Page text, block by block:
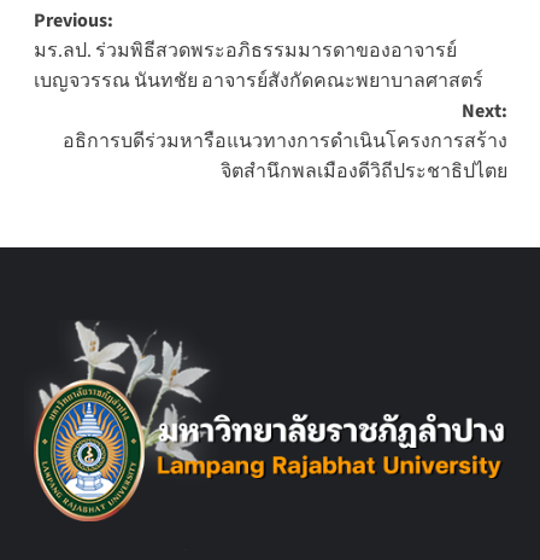
Post
navigation
Previous:
มร.ลป. ร่วมพิธีสวดพระอภิธรรมมารดาของอาจารย์
เบญจวรรณ นันทชัย อาจารย์สังกัดคณะพยาบาลศาสตร์
Next:
อธิการบดีร่วมหารือแนวทางการดำเนินโครงการสร้าง
จิตสำนึกพลเมืองดีวิถีประชาธิปไตย